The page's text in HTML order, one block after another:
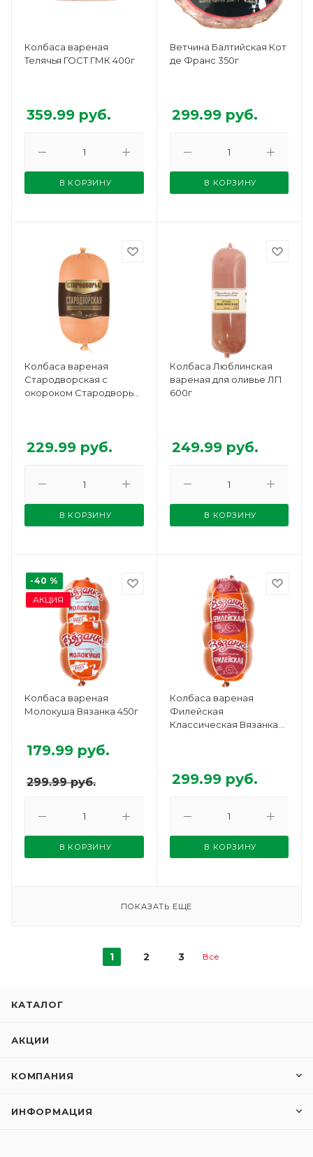
Колбаса вареная
Телячья ГОСТ ГМК 400г
359.99 руб.
В КОРЗИНУ
Ветчина Балтийская Кот
де Франс 350г
299.99руб.
В КОРЗИНУ
Колбаса вареная
Стародворская с
окороком Стародворье
229.99 руб.
В КОРЗИНУ
Колбаса Люблинская
вареная для оливье ЛП
600г
249.99руб.
В КОРЗИНУ
-40 %
АКЦИЯ
Колбаса вареная
Молокуша Вязанка 450г
299.99руб.
179.99 руб.
В КОРЗИНУ
Колбаса вареная
Филейская
Классическая Вязанка
299.99руб.
В КОРЗИНУ
ПОКАЗАТЬ ЕЩЕ
1 2 3 Все
КАТАЛОГ
АКЦИИ
КОМПАНИЯ
ИНФОРМАЦИЯ